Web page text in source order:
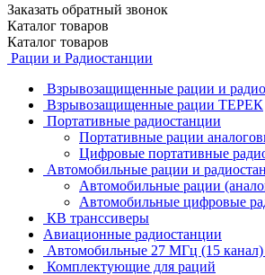
Заказать обратный звонок
Каталог товаров
Каталог товаров
Рации и Радиостанции
Взрывозащищенные рации и
Взрывозащищенные рации ТЕРЕК
Портативные радиостанции
Портативные рации
Цифровые портативные
Автомобильные рации и
Автомобильные рации
Автомобильные цифровые
КВ транссиверы
Авиационные радиостанции
Автомобильные 27 МГц (15
Комплектующие для раций